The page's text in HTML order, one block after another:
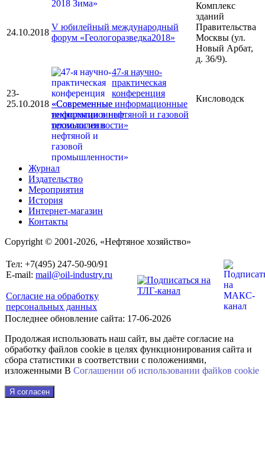
24.10.2018
V юбилейный международный
форум «Геологоразведка2018»
Комплекс
зданий
Правительства
Москвы (ул.
Новый Арбат,
д. 36/9).
23-
25.10.2018
47-я научно-
практическая
конференция
«Современные информационные
технологии в нефтяной и газовой
промышленности»
Кисловодск
Журнал
Издательство
Мероприятия
История
Интернет-магазин
Контакты
Copyright © 2001-2026, «Нефтяное хозяйство»
Тел: +7(495) 247-50-90/91
E-mail: mail@oil-industry.ru
Согласие на обработку
персональных данных
Последнее обновление сайта: 17-06-2026
Продолжая использовать наш сайт, вы даёте согласие на
обработку файлов cookie в целях функционирования сайта и
сбора статистики в соответствии с положениями,
изложенными В Соглашении об использовании файkов cookie
Я согласен